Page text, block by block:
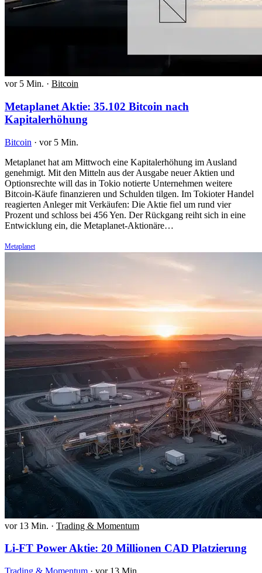
vor 5 Min. · Bitcoin
Metaplanet Aktie: 35.102 Bitcoin nach
Kapitalerhöhung
Bitcoin · vor 5 Min.
Metaplanet hat am Mittwoch eine Kapitalerhöhung im Ausland
genehmigt. Mit den Mitteln aus der Ausgabe neuer Aktien und
Optionsrechte will das in Tokio notierte Unternehmen weitere
Bitcoin-Käufe finanzieren und Schulden tilgen. Im Tokioter Handel
reagierten Anleger mit Verkäufen: Die Aktie fiel um rund vier
Prozent und schloss bei 456 Yen. Der Rückgang reiht sich in eine
Entwicklung ein, die Metaplanet-Aktionäre…
Metaplanet
vor 13 Min. · Trading & Momentum
Li-FT Power Aktie: 20 Millionen CAD Platzierung
Trading & Momentum · vor 13 Min.